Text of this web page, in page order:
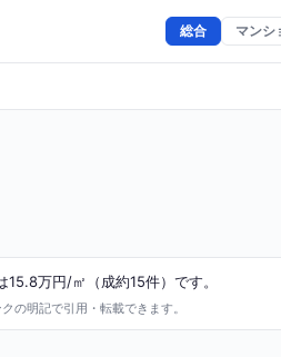
総合 マンシ
万円/㎡（成約15件）です。
の明記で引用・転載できます。